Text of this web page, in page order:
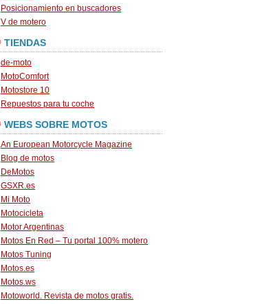
Posicionamiento en buscadores
V de motero
TIENDAS
de-moto
MotoComfort
Motostore 10
Repuestos para tu coche
WEBS SOBRE MOTOS
An European Motorcycle Magazine
Blog de motos
DeMotos
GSXR.es
Mi Moto
Motocicleta
Motor Argentinas
Motos En Red – Tu portal 100% motero
Motos Tuning
Motos.es
Motos.ws
Motoworld. Revista de motos gratis.